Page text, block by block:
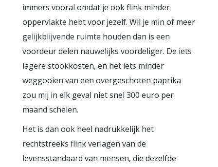
immers vooral omdat je ook flink minder
oppervlakte hebt voor jezelf. Wil je min of meer
gelijkblijvende ruimte houden dan is een
voordeur delen nauwelijks voordeliger. De iets
lagere stookkosten, en het iets minder
weggooien van een overgeschoten paprika
zou mij in elk geval niet snel 300 euro per
maand schelen.
Het is dan ook heel nadrukkelijk het
rechtstreeks flink verlagen van de
levensstandaard van mensen, die dezelfde